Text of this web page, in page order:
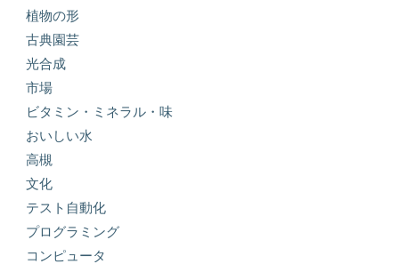
植物の形
古典園芸
光合成
市場
ビタミン・ミネラル・味
おいしい水
高槻
文化
テスト自動化
プログラミング
コンピュータ